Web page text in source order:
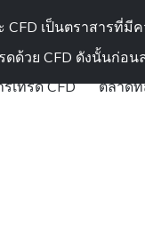
เป็นตราสารที่มี
ดด้วย CFD ดังนั้นก่อ
สถาบันนักลงทุน)
รเทรด CFD ตลาด